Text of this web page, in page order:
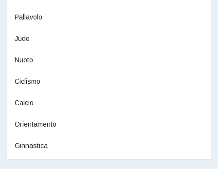
Pallavolo
Judo
Nuoto
Ciclismo
Calcio
Orientamento
Ginnastica